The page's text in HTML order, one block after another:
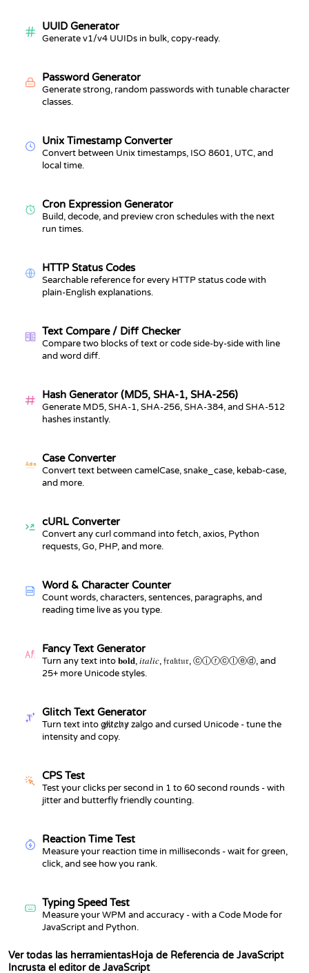
UUID Generator
Generate v1/v4 UUIDs in bulk, copy-ready.
Password Generator
Generate strong, random passwords with tunable character
classes.
Unix Timestamp Converter
Convert between Unix timestamps, ISO 8601, UTC, and
local time.
Cron Expression Generator
Build, decode, and preview cron schedules with the next
run times.
HTTP Status Codes
Searchable reference for every HTTP status code with
plain-English explanations.
Text Compare / Diff Checker
Compare two blocks of text or code side-by-side with line
and word diff.
Hash Generator (MD5, SHA-1, SHA-256)
Generate MD5, SHA-1, SHA-256, SHA-384, and SHA-512
hashes instantly.
Aaa Case Converter
Convert text between camelCase, snake_case, kebab-case,
and more.
cURL Converter
Convert any curl command into fetch, axios, Python
requests, Go, PHP, and more.
123
Word & Character Counter
Count words, characters, sentences, paragraphs, and
reading time live as you type.
Fancy Text Generator
Turn any text into 𝐛𝐨𝐥𝐝, 𝑖𝑡𝑎𝑙𝑖𝑐, 𝔣𝔯𝔞𝔨𝔱𝔲𝔯, ⓒⓘⓡⓒⓛⓔⓓ, and
25+ more Unicode styles.
Glitch Text Generator
Turn text into g̷l̷i̷t̷c̷h̷y̷ zalgo and cursed Unicode - tune the
intensity and copy.
CPS Test
Test your clicks per second in 1 to 60 second rounds - with
jitter and butterfly friendly counting.
Reaction Time Test
Measure your reaction time in milliseconds - wait for green,
click, and see how you rank.
Typing Speed Test
Measure your WPM and accuracy - with a Code Mode for
JavaScript and Python.
Ver todas las herramientasHoja de Referencia de JavaScript
Incrusta el editor de JavaScript